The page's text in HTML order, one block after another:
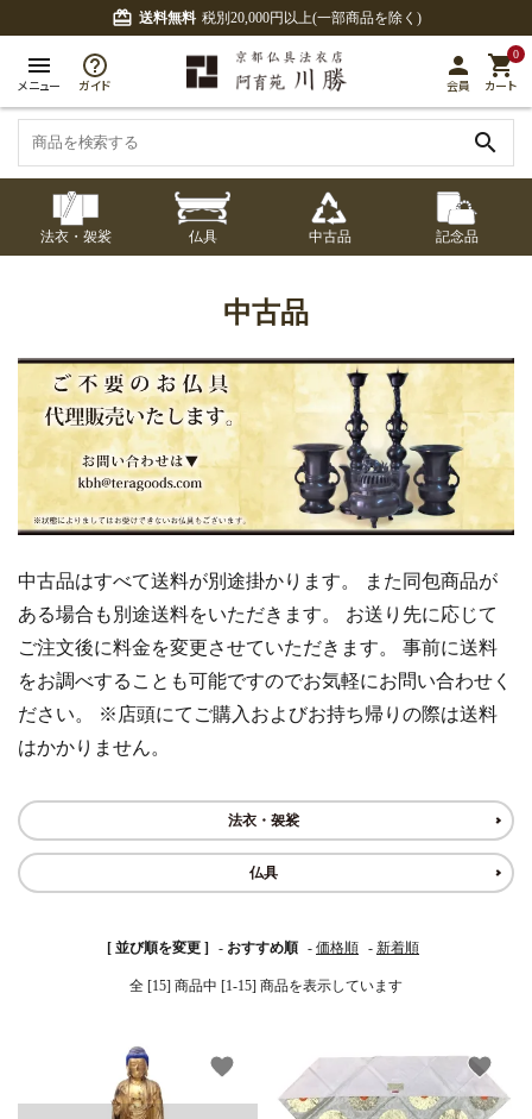
card_giftcard 送料無料 税別20,000円以上(一部商品を除く)
menu
メニュー ガイド
person
会員
0
shopping_cart
カート
search
七条袈裟
五条袈裟
色衣・裳附
黒衣・直綴
法衣・袈裟
五条袈裟 色衣・裳附
黒衣・直綴 布袍・間衣
白衣・色服 襦袢・裾除け
白帯・足袋 草履・はきもの
袴 得度・中仏用品
輪袈裟・畳袈裟 式章・略肩衣
作務衣
記念品
中啓・扇子 収納
記念品・おつかいも
の
書籍
仏具
卓類・常香盤・礼盤 天蓋・瓔珞・吊金具
灯明具・灯明準備用
品
金香炉・花瓶・火立
土香炉・香炉台・香
盒
仏器・供笥・供物
きん・きん台・鳴物 ご法要用品・箱類
椅子・机・その他仏
讃佛歌掛図
打敷・礼盤打敷・下
掛・水引
戸帳・華鬘
幕・旗
喚鐘・梵鐘・銅像
金物
お手入れ用品
中古品
中古品
中古品はすべて送料が別途掛かります。 また同包商品が
ある場合も別途送料をいただきます。 お送り先に応じて
ご注文後に料金を変更させていただきます。 事前に送料
をお調べすることも可能ですのでお気軽にお問い合わせく
ださい。 ※店頭にてご購入およびお持ち帰りの際は送料
はかかりません。
法衣・袈裟
仏具
[ 並び順を変更 ] - おすすめ順 - 価格順 - 新着順
全 [15] 商品中 [1-15] 商品を表示しています
favorite favorite